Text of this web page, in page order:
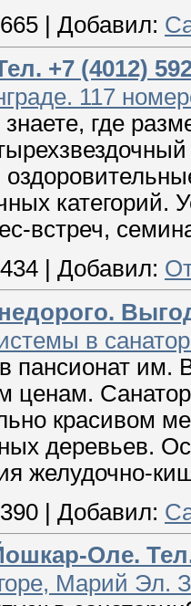
665 Добавил:
+7 (4012)
117
где
категорий.
встреч,
434 Добавил:
в
пансионат им.
ценам.
красивом
деревьев.
желудочно-
390 | Добавил:
Оле.
Марий Эл.